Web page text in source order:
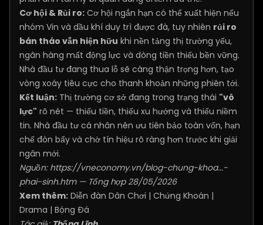
Cơ hội & Rủi ro: Cơ hội ngắn hạn có thể xuất hiện nếu
nhóm Vin và dầu khí duy trì được đà, tuy nhiên rủi ro
bán tháo vẫn hiện hữu khi nền tảng thị trường yếu,
ngân hàng mất động lực và dòng tiền thiếu bền vững.
Nhà đầu tư đang thua lỗ sẽ càng thận trọng hơn, tạo
vòng xoáy tiêu cực cho thanh khoản những phiên tới.
Kết luận: Thị trường cơ sở đang trong trạng thái "vô
lực" rõ nét — thiếu tiền, thiếu xu hướng và thiếu niềm
tin. Nhà đầu tư cá nhân nên ưu tiên bảo toàn vốn, hạn
chế đòn bẩy và chờ tín hiệu rõ ràng hơn trước khi giải
ngân mới.
Nguồn: https://vneconomy.vn/blog-chung-khoa...-
phai-sinh.htm— Tổng hợp 28/05/2026
Xem thêm: Diễn đàn Dân Chơi | Chứng Khoán |
Drama | Bóng Đá